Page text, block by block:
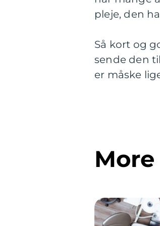
pleje, den
Så kort og
sende den
er måske